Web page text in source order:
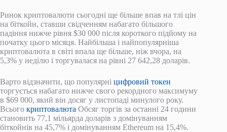
Ринок криптовалюти сьогодні ще більше впав на тлі цін
на біткойн, ставши свідченням набагато більшого
падіння нижче рівня $30 000 після короткого підйому на
початку цього місяця. Найбільша і найпопулярніша
криптовалюта в світі впала ще більше, ніж вчора, на
5,3% у неділю і торгувалася на рівні 27 642,28 доларів.
Варто відзначити, що популярні цифровий токен
торгується набагато нижче свого рекордного максимуму
в $69 000, який він досяг у листопаді минулого року.
Всього криптовалюта Обсяг торгів за останні 24 години
становить 77,1 мільярда доларів з домінуванням
біткойнів на 45,7% і домінуванням Ethereum на 15,4%.